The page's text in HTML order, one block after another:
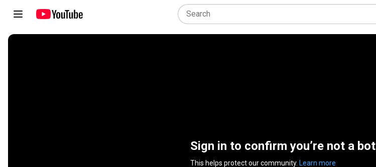
Sign in to confirm you’re not a bot
This helps protect our community. Learn more